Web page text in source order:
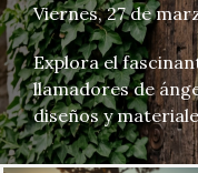
Viernes, 27 de
Explora el
llamadores de
diseños y
belleza, sino
Sumérgete en un